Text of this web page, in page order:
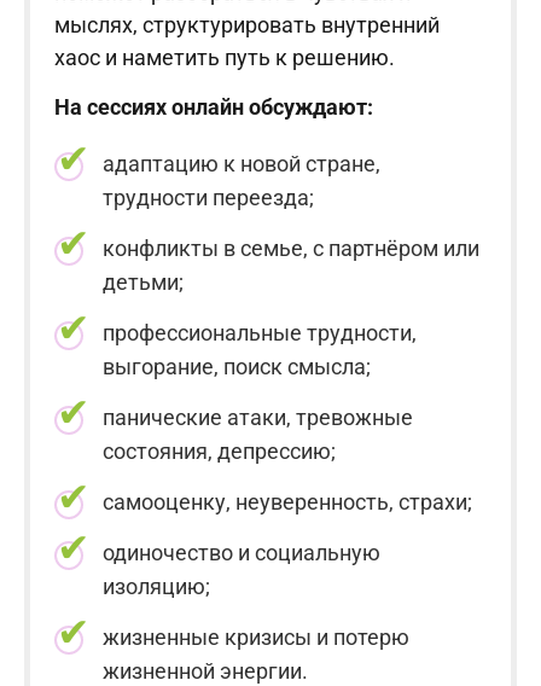
мыслях, структурировать внутренний
хаос и наметить путь к решению.
На сессиях онлайн обсуждают:
адаптацию к новой стране,
трудности переезда;
конфликты в семье, с партнёром или
детьми;
профессиональные трудности,
выгорание, поиск смысла;
панические атаки, тревожные
состояния, депрессию;
самооценку, неуверенность, страхи;
одиночество и социальную
изоляцию;
жизненные кризисы и потерю
жизненной энергии.